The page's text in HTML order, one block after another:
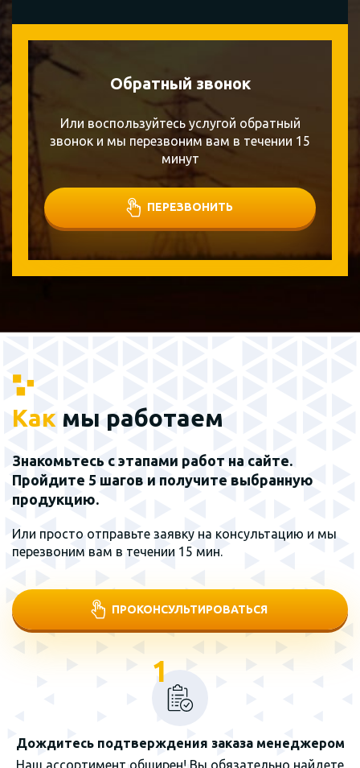
Обратный звонок
Или воспользуйтесь услугой обратный
звонок и мы перезвоним вам в течении 15
минут
ПЕРЕЗВОНИТЬ
Как мы работаем
Знакомьтесь с этапами работ на сайте.
Пройдите 5 шагов и получите выбранную
продукцию.
Или просто отправьте заявку на консультацию и мы
перезвоним вам в течении 15 мин.
ПРОКОНСУЛЬТИРОВАТЬСЯ
1
Дождитесь подтверждения заказа менеджером
Наш ассортимент обширен! Вы обязательно найдете